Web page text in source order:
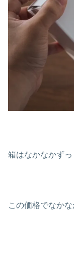
箱はなかなかずっ
この価格でなか